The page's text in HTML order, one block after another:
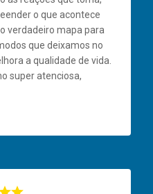
o que acontece
verdadeiro mapa para
que deixamos no
a qualidade de vida.
super atenciosa,